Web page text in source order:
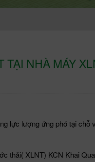
NHÀ MÁY
lực lượng ứng phó tại chỗ
thải( XLNT) KCN Khai